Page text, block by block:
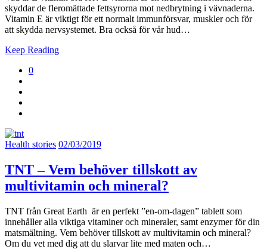
skyddar de fleromättade fettsyrorna mot nedbrytning i vävnaderna.
Vitamin E är viktigt för ett normalt immunförsvar, muskler och för
att skydda nervsystemet. Bra också för vår hud…
Keep Reading
0
Health stories 02/03/2019
TNT – Vem behöver tillskott av
multivitamin och mineral?
TNT från Great Earth är en perfekt ”en-om-dagen” tablett som
innehåller alla viktiga vitaminer och mineraler, samt enzymer för din
matsmältning. Vem behöver tillskott av multivitamin och mineral?
Om du vet med dig att du slarvar lite med maten och…